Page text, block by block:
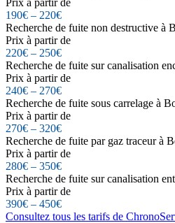
Prix à partir de
190€ – 220€
Recherche de fuite non destructive à
Prix à partir de
220€ – 250€
Recherche de fuite sur canalisation
Prix à partir de
240€ – 270€
Recherche de fuite sous carrelage à
Prix à partir de
270€ – 320€
Recherche de fuite par gaz traceur à
Prix à partir de
280€ – 350€
Recherche de fuite sur canalisation
Prix à partir de
390€ – 450€
Consultez tous les tarifs de